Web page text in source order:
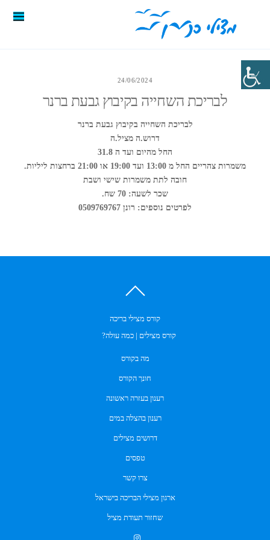
24/06/2024
לבריכת השחייה בקיבוץ גבעת ברנר
לבריכת השחייה בקיבוץ גבעת ברנר
דרוש.ה מציל.ה
החל מהיום ועד ה 31.8
משמרות צהריים החל מ 13:00 ועד 19:00 או 21:00 ברחצות ליליות.
חובה לתת משמרות שישי ושבת
שכר לשעה: 70 שח.
לפרטים נוספים: רונן 0509769767
קורס מצילי בריכה
קורס מצילים | כמה עולה?
מה בקורס
חונך הקורס
רענון בעזרה ראשונה
רענון בהצלה במים
דרושים מצילים
טפסים
צרו קשר
ארגון מצילי הבריכה בישראל
שחזור תעודת מציל